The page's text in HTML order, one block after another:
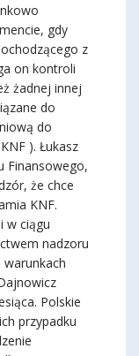
gdy
z
on kontroli
żadnej innej
do
do
). Łukasz
Finansowego,
że chce
KNF.
w ciągu
nadzoru
Polskie
przypadku